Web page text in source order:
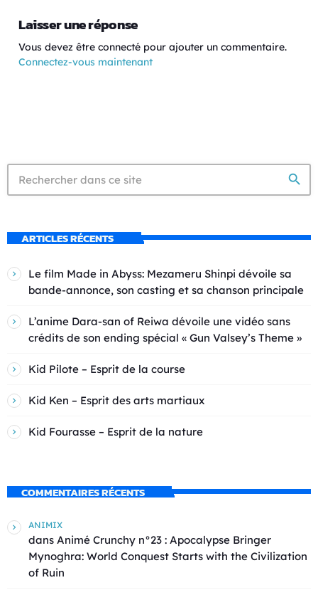
Laisser une réponse
Vous devez être connecté pour ajouter un commentaire.
Connectez-vous maintenant
search
ARTICLES RÉCENTS
Le film Made in Abyss: Mezameru Shinpi dévoile sa
bande-annonce, son casting et sa chanson principale
L’anime Dara-san of Reiwa dévoile une vidéo sans
crédits de son ending spécial « Gun Valsey’s Theme »
Kid Pilote – Esprit de la course
Kid Ken – Esprit des arts martiaux
Kid Fourasse – Esprit de la nature
COMMENTAIRES RÉCENTS
ANIMIX
dans Animé Crunchy n°23 : Apocalypse Bringer
Mynoghra: World Conquest Starts with the Civilization
of Ruin